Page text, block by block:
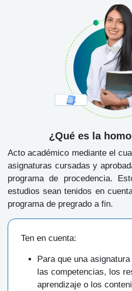
¿Qué es la
Acto académico mediante el
asignaturas cursadas y
programa de procedencia.
estudios sean tenidos en
programa de pregrado a fin.
Ten en cuenta:
Para que una
las competencias, los
aprendizaje o los